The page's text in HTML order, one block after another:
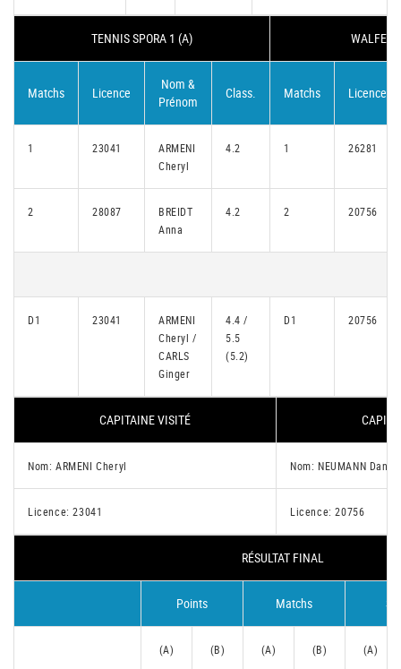
TENNIS SPORA 1 (A)
Matchs Licence
Nom &
Prénom
Class. Matchs Licence
1 23041
ARMENI
Cheryl
4.2 1 26281
2 28087
BREIDT
Anna
4.2 2 20756
D1 23041
ARMENI
Cheryl /
CARLS
Ginger
4.4 /
5.5
(5.2)
D1 20756
CAPITAINE VISITÉ
Nom: ARMENI Cheryl Nom: NEUMANN Dani
Licence: 23041 Licence: 20756
RÉSULTAT FINAL
Points Matchs
(A) (B) (A) (B) (A)